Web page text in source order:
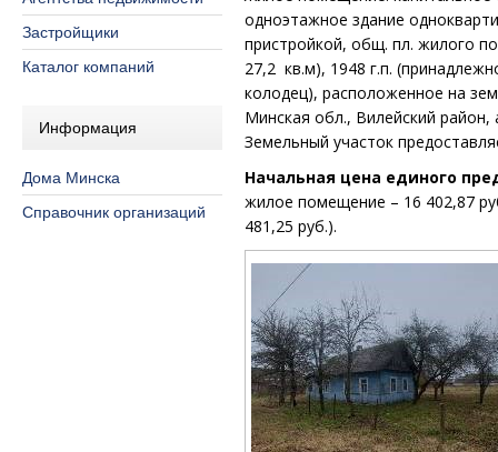
Застройщики
Каталог компаний
Информация
Дома Минска
Справочник организаций
одноэтажное здание
пристройкой, общ. пл. жилого
27,2 кв.м), 1948 г.п.
колодец), расположенное на
Минская обл., Вилейский район,
Земельный участок
Начальная цена единого
жилое помещение – 16 402,87
481,25 руб.).